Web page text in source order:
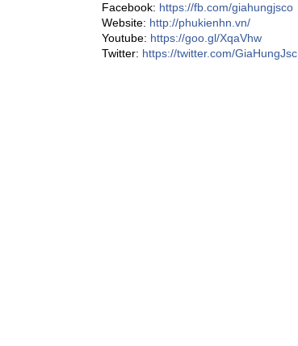
Facebook: https://fb.com/giahungjsco
Website: http://phukienhn.vn/
Youtube: https://goo.gl/XqaVhw
Twitter: https://twitter.com/GiaHungJsc